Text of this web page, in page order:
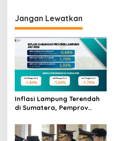
a
s
p
o
s
Jangan Lewatkan
Inflasi Lampung Terendah
di Sumatera, Pemprov
Distribusi Pangan